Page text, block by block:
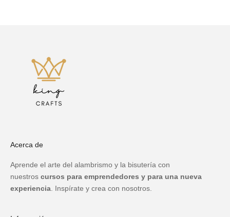
Acerca de
Aprende el arte del alambrismo y la bisutería con
nuestros cursos para emprendedores y para una nueva
experiencia . Inspírate y crea con nosotros.